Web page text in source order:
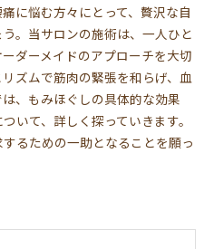
に悩む方々にとって、贅沢な自
。当サロンの施術は、一人ひと
ダーメイドのアプローチを大切
ズムで筋肉の緊張を和らげ、血
、もみほぐしの具体的な効果
いて、詳しく探っていきます。
るための一助となることを願っ